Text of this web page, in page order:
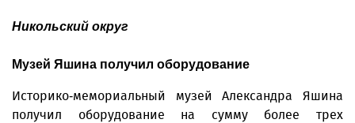
Никольский округ
Музей Яшина получил оборудование
Историко-мемориальный музей Александра Яшина
получил оборудование на сумму более трех